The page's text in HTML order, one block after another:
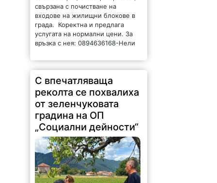
свързана с почистване на
входове на жилищни блокове в
града. Коректна и предлага
услугата на нормални цени. За
връзка с нея: 0894636168-Нели
С впечатляваща
реколта се похвалиха
от зеленчуковата
градина на ОП
„Социални дейности“